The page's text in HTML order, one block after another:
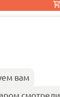
вам
смотрели